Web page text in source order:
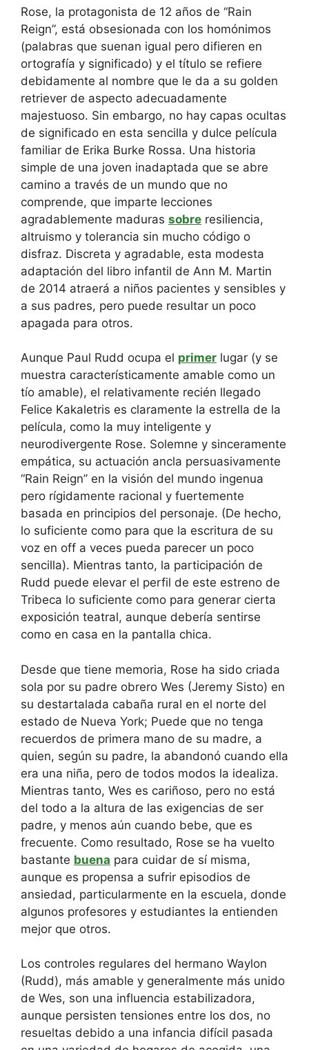
Rose, la protagonista de 12 años de “Rain
Reign”, está obsesionada con los homónimos
(palabras que suenan igual pero difieren en
ortografía y significado) y el título se refiere
debidamente al nombre que le da a su golden
retriever de aspecto adecuadamente
majestuoso. Sin embargo, no hay capas ocultas
de significado en esta sencilla y dulce película
familiar de Erika Burke Rossa. Una historia
simple de una joven inadaptada que se abre
camino a través de un mundo que no
comprende, que imparte lecciones
agradablemente maduras sobre resiliencia,
altruismo y tolerancia sin mucho código o
disfraz. Discreta y agradable, esta modesta
adaptación del libro infantil de Ann M. Martin
de 2014 atraerá a niños pacientes y sensibles y
a sus padres, pero puede resultar un poco
apagada para otros.
Aunque Paul Rudd ocupa el primer lugar (y se
muestra característicamente amable como un
tío amable), el relativamente recién llegado
Felice Kakaletris es claramente la estrella de la
película, como la muy inteligente y
neurodivergente Rose. Solemne y sinceramente
empática, su actuación ancla persuasivamente
“Rain Reign” en la visión del mundo ingenua
pero rígidamente racional y fuertemente
basada en principios del personaje. (De hecho,
lo suficiente como para que la escritura de su
voz en off a veces pueda parecer un poco
sencilla). Mientras tanto, la participación de
Rudd puede elevar el perfil de este estreno de
Tribeca lo suficiente como para generar cierta
exposición teatral, aunque debería sentirse
como en casa en la pantalla chica.
Desde que tiene memoria, Rose ha sido criada
sola por su padre obrero Wes (Jeremy Sisto) en
su destartalada cabaña rural en el norte del
estado de Nueva York; Puede que no tenga
recuerdos de primera mano de su madre, a
quien, según su padre, la abandonó cuando ella
era una niña, pero de todos modos la idealiza.
Mientras tanto, Wes es cariñoso, pero no está
del todo a la altura de las exigencias de ser
padre, y menos aún cuando bebe, que es
frecuente. Como resultado, Rose se ha vuelto
bastante buena para cuidar de sí misma,
aunque es propensa a sufrir episodios de
ansiedad, particularmente en la escuela, donde
algunos profesores y estudiantes la entienden
mejor que otros.
Los controles regulares del hermano Waylon
(Rudd), más amable y generalmente más unido
de Wes, son una influencia estabilizadora,
aunque persisten tensiones entre los dos, no
resueltas debido a una infancia difícil pasada